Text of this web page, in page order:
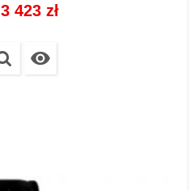
Cena
3 423 zł
